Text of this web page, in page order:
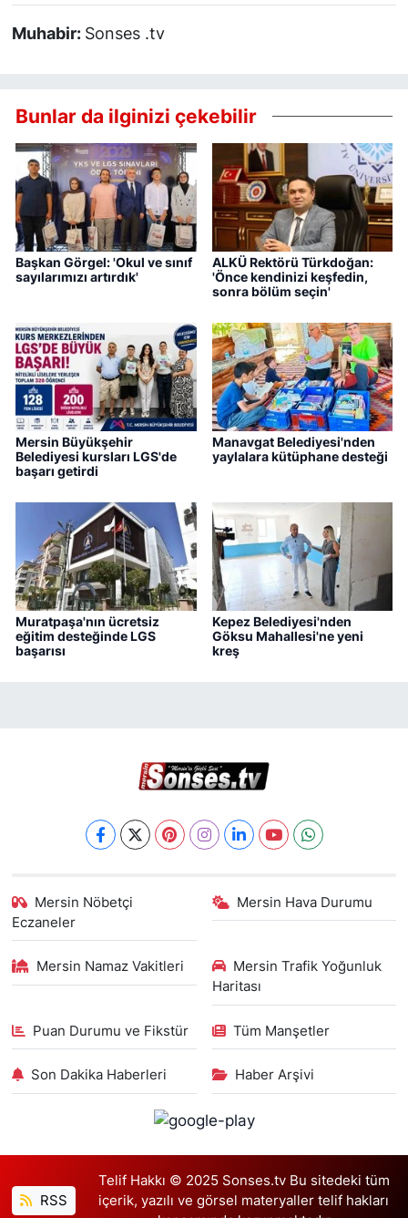
Muhabir: Sonses .tv
Bunlar da ilginizi çekebilir
Başkan Görgel: 'Okul ve sınıf
sayılarımızı artırdık'
ALKÜ Rektörü Türkdoğan:
'Önce kendinizi keşfedin,
sonra bölüm seçin'
Mersin Büyükşehir
Belediyesi kursları LGS'de
başarı getirdi
Manavgat Belediyesi'nden
yaylalara kütüphane desteği
Muratpaşa'nın ücretsiz
eğitim desteğinde LGS
başarısı
Kepez Belediyesi'nden
Göksu Mahallesi'ne yeni
kreş
Mersin Nöbetçi
Eczaneler
Mersin Hava Durumu
Mersin Namaz Vakitleri
Mersin Trafik Yoğunluk
Haritası
Puan Durumu ve Fikstür Tüm Manşetler
Son Dakika Haberleri Haber Arşivi
RSS
Telif Hakkı © 2025 Sonses.tv Bu sitedeki tüm
içerik, yazılı ve görsel materyaller telif hakları